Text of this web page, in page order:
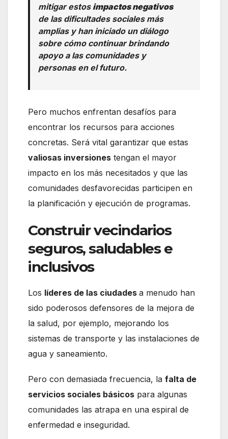
mitigar estos impactos negativos
de las dificultades sociales más
amplias y han iniciado un diálogo
sobre cómo continuar brindando
apoyo a las comunidades y
personas en el futuro.
Pero muchos enfrentan desafíos para
encontrar los recursos para acciones
concretas. Será vital garantizar que estas
valiosas inversiones tengan el mayor
impacto en los más necesitados y que las
comunidades desfavorecidas participen en
la planificación y ejecución de programas.
Construir vecindarios
seguros, saludables e
inclusivos
Los líderes de las ciudades a menudo han
sido poderosos defensores de la mejora de
la salud, por ejemplo, mejorando los
sistemas de transporte y las instalaciones de
agua y saneamiento.
Pero con demasiada frecuencia, la falta de
servicios sociales básicos para algunas
comunidades las atrapa en una espiral de
enfermedad e inseguridad.